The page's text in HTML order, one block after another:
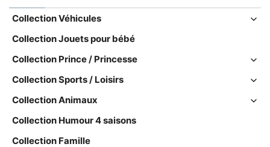
Collection Véhicules
Collection Jouets pour bébé
Collection Prince / Princesse
Collection Sports / Loisirs
Collection Animaux
Collection Humour 4 saisons
Collection Famille